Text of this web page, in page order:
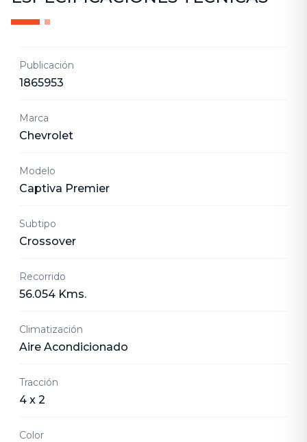
Publicación
1865953
Marca
Chevrolet
Modelo
Captiva Premier
Subtipo
Crossover
Recorrido
56.054 Kms.
Climatización
Aire Acondicionado
Tracción
4 x 2
Color